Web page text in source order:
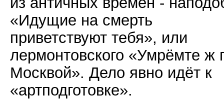
«Идущие на смерть
приветствуют тебя», или
лермонтовского «Умрёмте ж
Москвой». Дело явно идёт к
«артподготовке».